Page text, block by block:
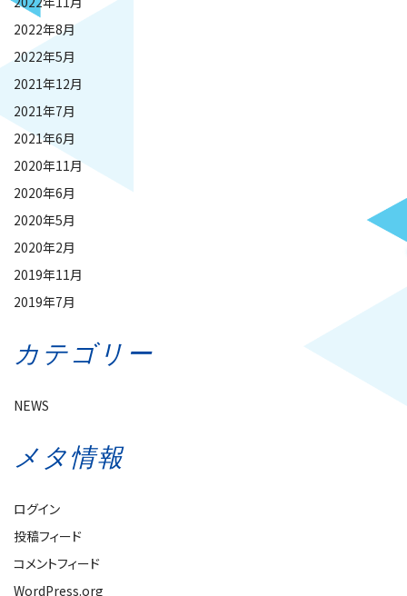
2022年8月
2022年5月
2021年12月
2021年7月
2021年6月
2020年11月
2020年6月
2020年5月
2020年2月
2019年11月
2019年7月
カテゴリー
NEWS
メタ情報
ログイン
投稿フィード
コメントフィード
WordPress.org